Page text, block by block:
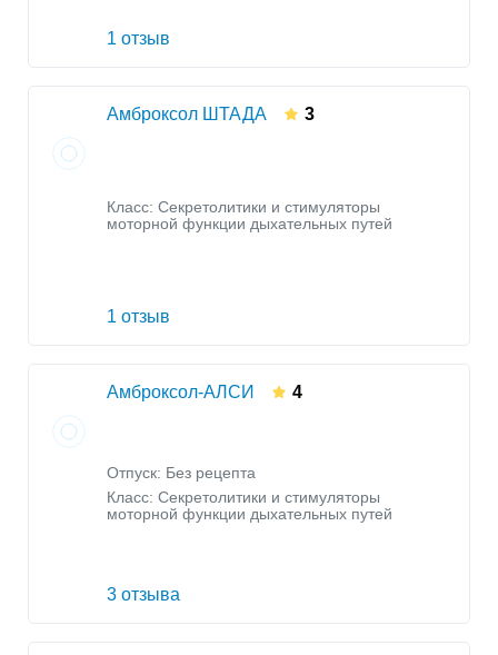
1 отзыв
Амброксол ШТАДА 3
Класс: Секретолитики и стимуляторы
моторной функции дыхательных путей
1 отзыв
Амброксол-АЛСИ 4
Отпуск: Без рецепта
Класс: Секретолитики и стимуляторы
моторной функции дыхательных путей
3 отзыва